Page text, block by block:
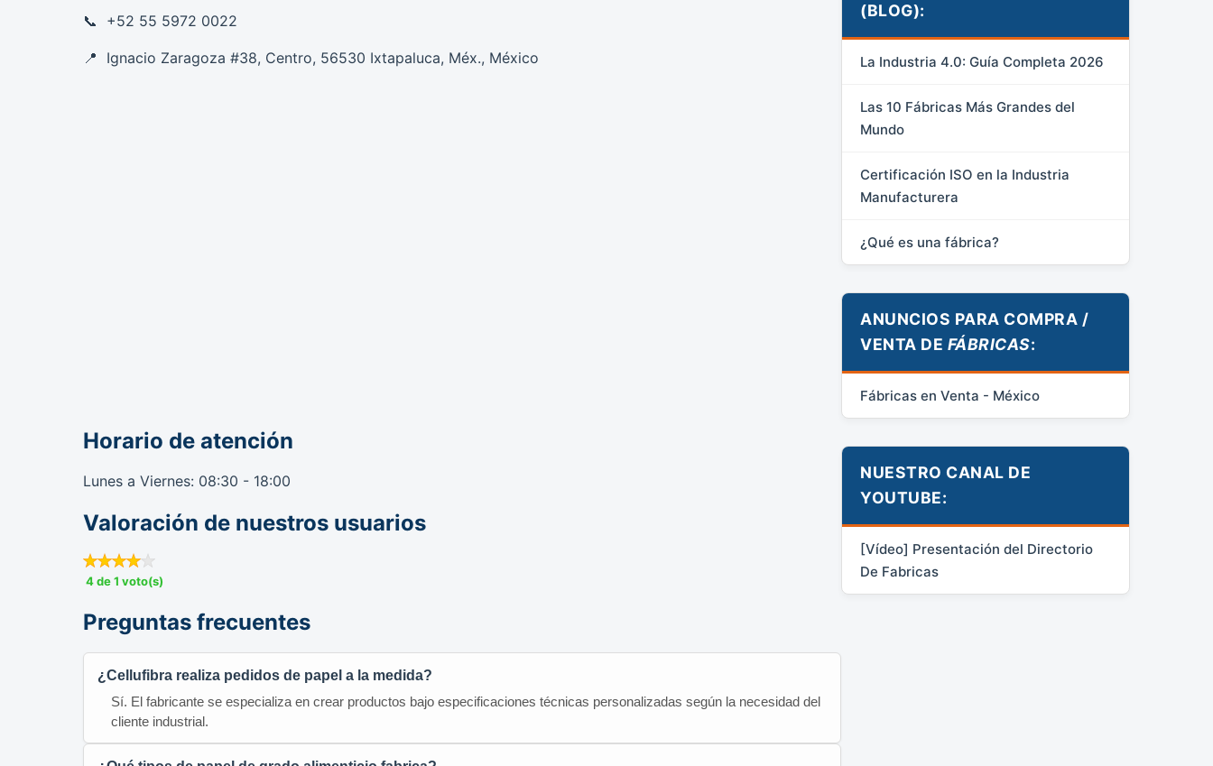
+52 55 5972 0022
Ignacio Zaragoza #38, Centro, 56530 Ixtapaluca, Méx., México
Horario de atención
Lunes a Viernes: 08:30 - 18:00
Valoración de nuestros usuarios
4 de 1 voto(s)
Preguntas frecuentes
¿Cellufibra realiza pedidos de papel a la medida?
Sí. El fabricante se especializa en crear productos bajo especificaciones técnicas personalizadas según la necesidad del
cliente industrial.
(BLOG):
La Industria 4.0: Guía Completa 2026
Las 10 Fábricas Más Grandes del
Mundo
Certificación ISO en la Industria
Manufacturera
¿Qué es una fábrica?
ANUNCIOS PARA COMPRA /
VENTA DE FÁBRICAS:
Fábricas en Venta - México
NUESTRO CANAL DE
YOUTUBE:
[Vídeo] Presentación del Directorio
De Fabricas